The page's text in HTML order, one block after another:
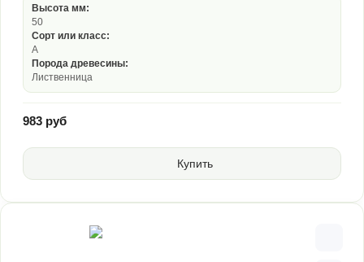
Высота мм:
50
Сорт или класс:
А
Порода древесины:
Лиственница
983 руб
Купить